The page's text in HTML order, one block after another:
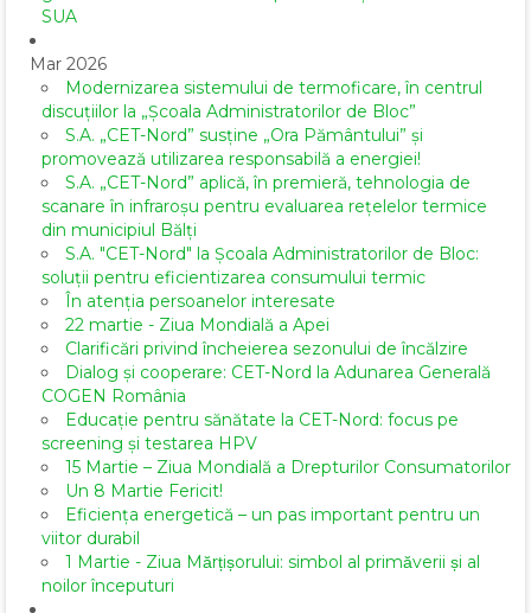
SUA
Mar 2026
Modernizarea sistemului de termoficare, în centrul
discuțiilor la „Școala Administratorilor de Bloc”
S.A. „CET-Nord” susține „Ora Pământului” și
promovează utilizarea responsabilă a energiei!
S.A. „CET-Nord” aplică, în premieră, tehnologia de
scanare în infraroșu pentru evaluarea rețelelor termice
din municipiul Bălți
S.A. "CET-Nord" la Școala Administratorilor de Bloc:
soluții pentru eficientizarea consumului termic
În atenția persoanelor interesate
22 martie - Ziua Mondială a Apei
Clarificări privind încheierea sezonului de încălzire
Dialog și cooperare: CET-Nord la Adunarea Generală
COGEN România
Educație pentru sănătate la CET-Nord: focus pe
screening și testarea HPV
15 Martie – Ziua Mondială a Drepturilor Consumatorilor
Un 8 Martie Fericit!
Eficiența energetică – un pas important pentru un
viitor durabil
1 Martie - Ziua Mărțișorului: simbol al primăverii și al
noilor începuturi